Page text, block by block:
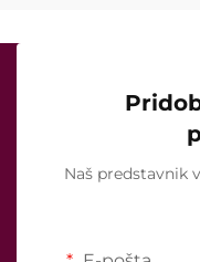
Naš predstavnik